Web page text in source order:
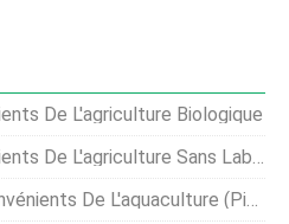
De L'agriculture Biologique
De L'agriculture Sans Labour
De L'aquaculture (pisciculture)